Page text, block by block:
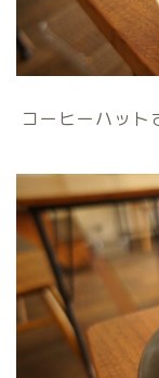
コーヒーハッ